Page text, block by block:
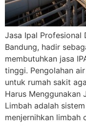
Jasa Ipal Profesional
Bandung, hadir
membutuhkan jasa
tinggi. Pengolahan
untuk rumah sakit
Harus Menggunakan
Limbah adalah
menjernihkan limbah